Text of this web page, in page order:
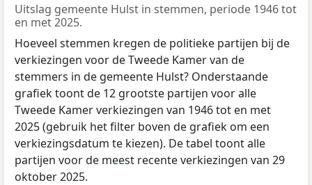
Uitslag gemeente Hulst in stemmen, periode 1946 tot
en met 2025.
Hoeveel stemmen kregen de politieke partijen bij de
verkiezingen voor de Tweede Kamer van de
stemmers in de gemeente Hulst? Onderstaande
grafiek toont de 12 grootste partijen voor alle
Tweede Kamer verkiezingen van 1946 tot en met
2025 (gebruik het filter boven de grafiek om een
verkiezingsdatum te kiezen). De tabel toont alle
partijen voor de meest recente verkiezingen van 29
oktober 2025.